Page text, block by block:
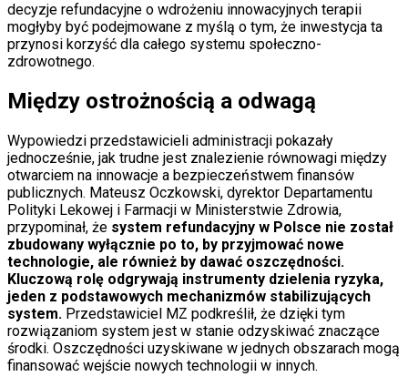
decyzje refundacyjne o wdrożeniu innowacyjnych terapii
mogłyby być podejmowane z myślą o tym, że inwestycja ta
przynosi korzyść dla całego systemu społeczno-
zdrowotnego.
Między ostrożnością a odwagą
Wypowiedzi przedstawicieli administracji pokazały
jednocześnie, jak trudne jest znalezienie równowagi między
otwarciem na innowacje a bezpieczeństwem finansów
publicznych. Mateusz Oczkowski, dyrektor Departamentu
Polityki Lekowej i Farmacji w Ministerstwie Zdrowia,
przypominał, że system refundacyjny w Polsce nie został
zbudowany wyłącznie po to, by przyjmować nowe
technologie, ale również by dawać oszczędności.
Kluczową rolę odgrywają instrumenty dzielenia ryzyka,
jeden z podstawowych mechanizmów stabilizujących
system. Przedstawiciel MZ podkreślił, że dzięki tym
rozwiązaniom system jest w stanie odzyskiwać znaczące
środki. Oszczędności uzyskiwane w jednych obszarach mogą
finansować wejście nowych technologii w innych.